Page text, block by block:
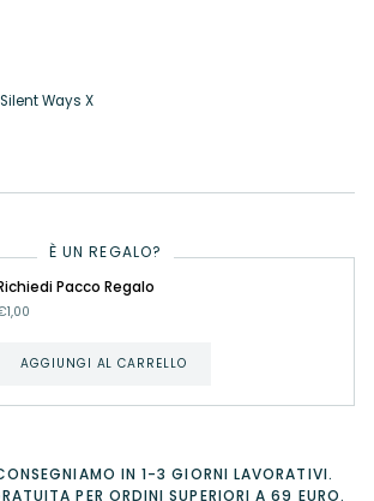
Ways X
È UN REGALO?
Pacco Regalo
AGGIUNGI AL CARRELLO
IN 1-3 GIORNI LAVORATIVI.
PER ORDINI SUPERIORI A 69 EURO.